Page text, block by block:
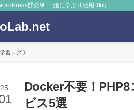
開発🔰 一緒に学ぶIT活用Blog
学習ログ
Docker不要！
ビス5選